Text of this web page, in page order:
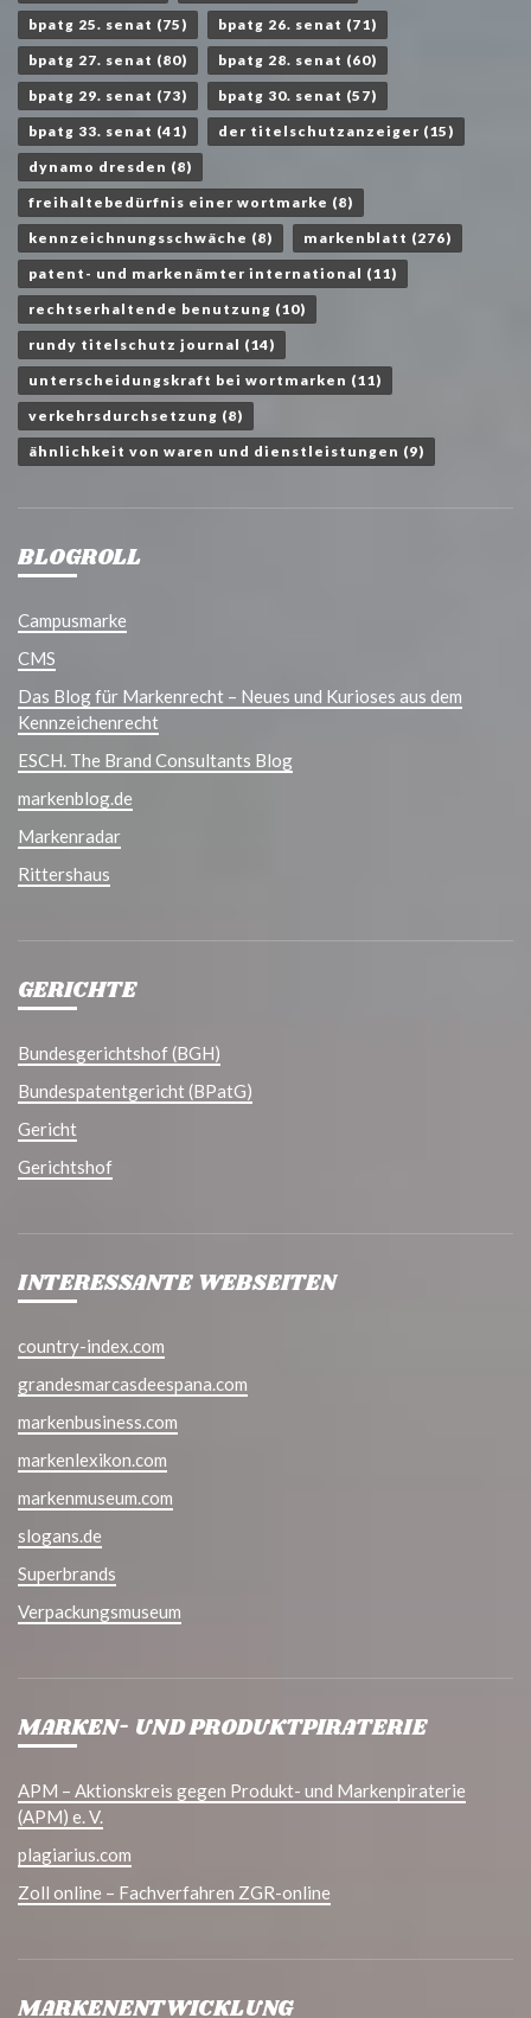
bpatg 25. senat (75) bpatg 26. senat (71)
bpatg 27. senat (80) bpatg 28. senat (60)
bpatg 29. senat (73) bpatg 30. senat (57)
bpatg 33. senat (41) der titelschutzanzeiger (15)
dynamo dresden (8)
freihaltebedürfnis einer wortmarke (8)
kennzeichnungsschwäche (8) markenblatt (276)
patent- und markenämter international (11)
rechtserhaltende benutzung (10)
rundy titelschutz journal (14)
unterscheidungskraft bei wortmarken (11)
verkehrsdurchsetzung (8)
ähnlichkeit von waren und dienstleistungen (9)
BLOGROLL
Campusmarke
CMS
Das Blog für Markenrecht – Neues und Kurioses aus dem
Kennzeichenrecht
ESCH. The Brand Consultants Blog
markenblog.de
Markenradar
Rittershaus
GERICHTE
Bundesgerichtshof (BGH)
Bundespatentgericht (BPatG)
Gericht
Gerichtshof
INTERESSANTE WEBSEITEN
country-index.com
grandesmarcasdeespana.com
markenbusiness.com
markenlexikon.com
markenmuseum.com
slogans.de
Superbrands
Verpackungsmuseum
MARKEN- UND PRODUKTPIRATERIE
APM – Aktionskreis gegen Produkt- und Markenpiraterie
(APM) e. V.
plagiarius.com
Zoll online – Fachverfahren ZGR-online
MARKENENTWICKLUNG